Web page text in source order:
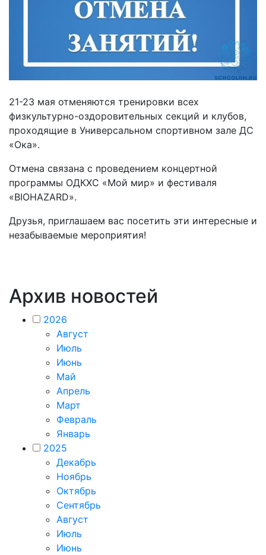
21-23 мая отменяются тренировки всех
физкультурно-оздоровительных секций и клубов,
проходящие в Универсальном спортивном зале ДС
«Ока».
Отмена связана с проведением концертной
программы ОДКХС «Мой мир» и фестиваля
«BIOHAZARD».
Друзья, приглашаем вас посетить эти интересные и
незабываемые мероприятия!
Архив новостей
2026
Август
Июль
Июнь
Май
Апрель
Март
Февраль
Январь
2025
Декабрь
Ноябрь
Октябрь
Сентябрь
Август
Июль
Июнь